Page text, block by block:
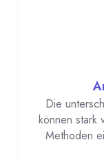
Die
können stark
Methoden